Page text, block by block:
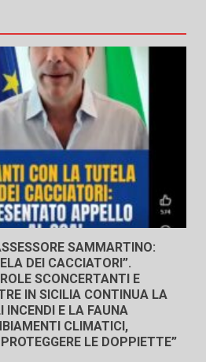
SAMMARTINO:
DEI CACCIATORI”.
SCONCERTANTI E
IN SICILIA CONTINUA LA
INCENDI E LA FAUNA
CLIMATICI,
LE DOPPIETTE”